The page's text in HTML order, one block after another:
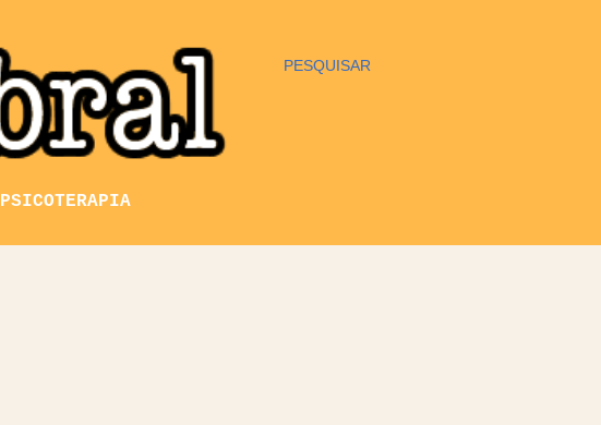
PESQUISAR
PSICOTERAPIA